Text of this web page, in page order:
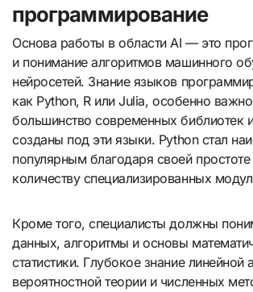
программирование
Основа работы в области AI — это
и понимание алгоритмов машинного
нейросетей. Знание языков
как Python, R или Julia, особенно
большинство современных библиотек
созданы под эти языки. Python стал
популярным благодаря своей
количеству специализированных
Кроме того, специалисты должны
данных, алгоритмы и основы
статистики. Глубокое знание линейной
вероятностной теории и численных